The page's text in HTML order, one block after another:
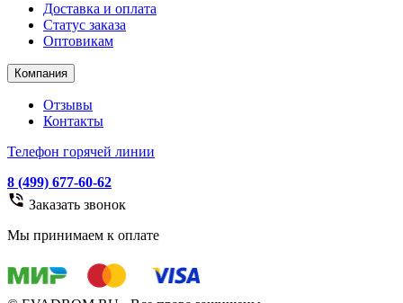
Доставка и оплата
Статус заказа
Оптовикам
Компания
Отзывы
Контакты
Телефон горячей линии
8 (499) 677-60-62
Заказать звонок
Мы принимаем к оплате